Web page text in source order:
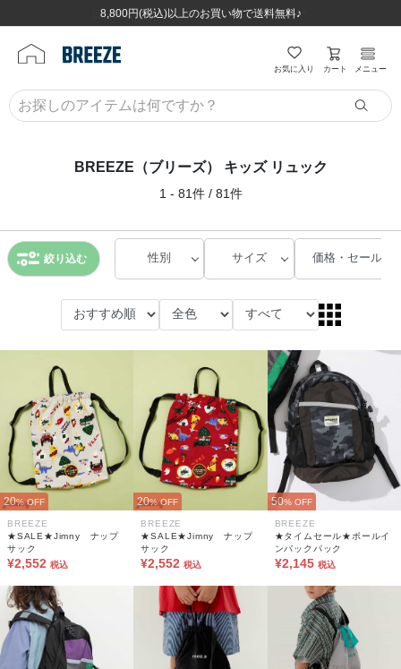
8,800円(税込)以上のお買い物で送料無料♪
ほぼ全品半額！！8/12(水)お昼12:59まで！！
8,800円(税込)以上のお買い物で送料無料♪
ほぼ全品半額！！8/12(水)お昼12:59まで！！
お気に入り カート メニュー
BREEZE（ブリーズ） キッズ リュック
1 - 81件 / 81件
絞り込む 性別 サイズ 価格・セール
20% OFF
BREEZE
★SALE★Jimny ナップ
サック
¥2,552 税込
20% OFF
BREEZE
★SALE★Jimny ナップ
サック
¥2,552 税込
50% OFF
BREEZE
★タイムセール★ボールイ
ンバックパック
¥2,145 税込